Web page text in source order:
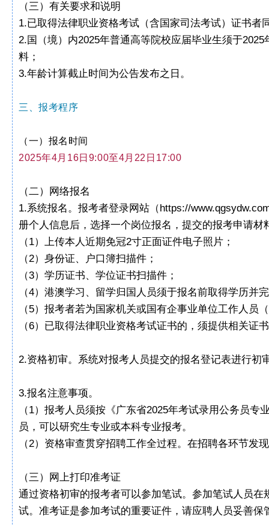
（三）有关要求和说明
1.已取得法律职业资格考试（含国家司法考试）证书者
2.国（境）内2025年普通高等院校应届毕业生须于
料；
3.年龄计算截止时间为公告发布之日。
三、报考程序
（一）报名时间
2025年4月16日9:00至4月22日17:00
（二）网络报名
1.系统报名。 报考者登录网站（https://
册个人信息后，选择一个岗位报名，提交的报考申请
（1）上传本人近期免冠2寸正面证件电子照片；
（2）身份证、户口簿扫描件；
（3）学历证书、学位证书扫描件；
（4）港澳学习、留学归国人员须于报名前取得学历
（5）报考者若为国家机关或国有企事业单位工作人员
（6）已取得法律职业资格考试证书的，须提供相关证
2.资格初审。系统对报考人员提交的报名登记表进行初
3.报名注意事项。
（1）报考人员须按《广东省2025年考试录用公务员
员，可以研究生专业或本科专业报考。
（2）资格审查贯穿招聘工作全过程。在招聘各环节
（三）网上打印准考证
通过资格初审的报考者可以参加笔试。参加笔试人员
试。准考证是参加考试的重要证件，请应聘人员妥善保